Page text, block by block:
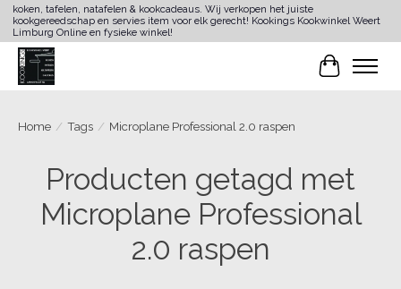
koken, tafelen, natafelen & kookcadeaus. Wij verkopen het juiste
kookgereedschap en servies item voor elk gerecht! Kookings Kookwinkel Weert
Limburg Online en fysieke winkel!
Home / Tags / Microplane Professional 2.0 raspen
Producten getagd met
Microplane Professional
2.0 raspen